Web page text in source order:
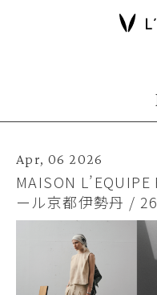
Apr, 06 2026
MAISON
ール京都伊勢丹 /